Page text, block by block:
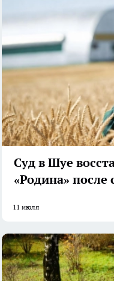
Суд в Шуе
«Родина» после
11 июля